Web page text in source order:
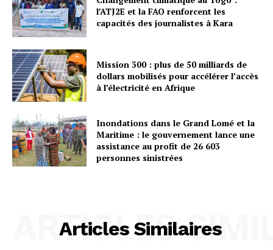
l’ATJ2E et la FAO renforcent les
capacités des journalistes à Kara
Mission 300 : plus de 50 milliards de
dollars mobilisés pour accélérer l’accès
à l’électricité en Afrique
Inondations dans le Grand Lomé et la
Maritime : le gouvernement lance une
assistance au profit de 26 603
personnes sinistrées
Articles Similaires
ARTICLES